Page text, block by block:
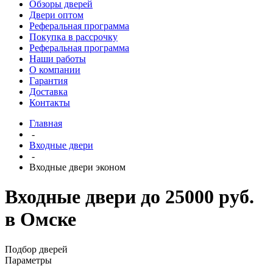
Обзоры дверей
Двери оптом
Реферальная программа
Покупка в рассрочку
Реферальная программа
Наши работы
О компании
Гарантия
Доставка
Контакты
Главная
-
Входные двери
-
Входные двери эконом
Входные двери до 25000 руб.
в Омске
Подбор дверей
Параметры